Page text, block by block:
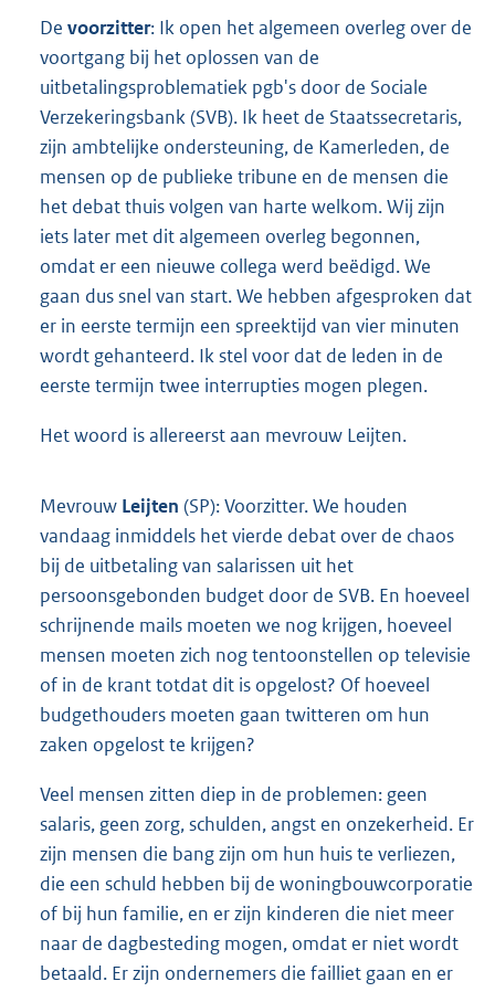
De voorzitter: Ik open het algemeen overleg over de
voortgang bij het oplossen van de
uitbetalingsproblematiek pgb's door de Sociale
Verzekeringsbank (SVB). Ik heet de Staatssecretaris,
zijn ambtelijke ondersteuning, de Kamerleden, de
mensen op de publieke tribune en de mensen die
het debat thuis volgen van harte welkom. Wij zijn
iets later met dit algemeen overleg begonnen,
omdat er een nieuwe collega werd beëdigd. We
gaan dus snel van start. We hebben afgesproken dat
er in eerste termijn een spreektijd van vier minuten
wordt gehanteerd. Ik stel voor dat de leden in de
eerste termijn twee interrupties mogen plegen.
Het woord is allereerst aan mevrouw Leijten.
Mevrouw Leijten (SP): Voorzitter. We houden
vandaag inmiddels het vierde debat over de chaos
bij de uitbetaling van salarissen uit het
persoonsgebonden budget door de SVB. En hoeveel
schrijnende mails moeten we nog krijgen, hoeveel
mensen moeten zich nog tentoonstellen op televisie
of in de krant totdat dit is opgelost? Of hoeveel
budgethouders moeten gaan twitteren om hun
zaken opgelost te krijgen?
Veel mensen zitten diep in de problemen: geen
salaris, geen zorg, schulden, angst en onzekerheid. Er
zijn mensen die bang zijn om hun huis te verliezen,
die een schuld hebben bij de woningbouwcorporatie
of bij hun familie, en er zijn kinderen die niet meer
naar de dagbesteding mogen, omdat er niet wordt
betaald. Er zijn ondernemers die failliet gaan en er